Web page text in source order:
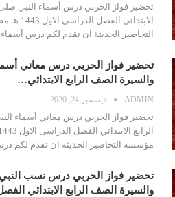
تحضير فواز الحربي درس أسماء النبي
التحاضير الحديثة ان تقدم لكم درس
تحضير فواز الحربي درس معاني
والسيرة الصف الرابع الابتدائي…
ADMIN ديسمبر 24, 2020
تحضير فواز الحربي درس معاني أسماء
مؤسسة التحاضير الحديثة ان تقدم لكم
تحضير فواز الحربي درس نسب
والسيرة الصف الرابع الابتدائي